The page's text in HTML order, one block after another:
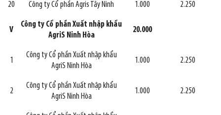
20 Công ty Cổ phần Agris Tây Ninh 1.000 2.250
V
Công ty Cổ phần Xuất nhập khẩu
AgriS Ninh Hòa
20.000
1
Công ty Cổ phần Xuất nhập khẩu
AgriS Ninh Hòa
1.000 2.250
2
Công ty Cổ phần Xuất nhập khẩu
AgriS Ninh Hòa
1.000 2.250